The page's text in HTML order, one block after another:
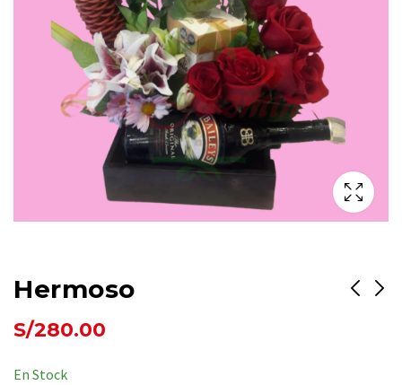
Hermoso
S/280.00
En Stock